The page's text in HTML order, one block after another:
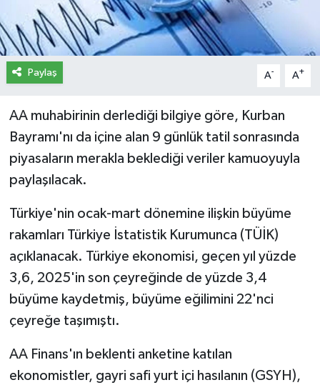
Paylaş A- A+
AA muhabirinin derlediği bilgiye göre, Kurban
Bayramı'nı da içine alan 9 günlük tatil sonrasında
piyasaların merakla beklediği veriler kamuoyuyla
paylaşılacak.
Türkiye'nin ocak-mart dönemine ilişkin büyüme
rakamları Türkiye İstatistik Kurumunca (TÜİK)
açıklanacak. Türkiye ekonomisi, geçen yıl yüzde
3,6, 2025'in son çeyreğinde de yüzde 3,4
büyüme kaydetmiş, büyüme eğilimini 22'nci
çeyreğe taşımıştı.
AA Finans'ın beklenti anketine katılan
ekonomistler, gayri safi yurt içi hasılanın (GSYH),